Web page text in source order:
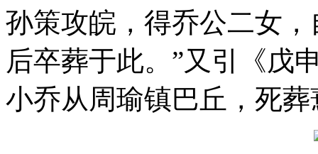
孙策攻皖，得乔公二女
后卒葬于此。”又引《戊
小乔从周瑜镇巴丘，死